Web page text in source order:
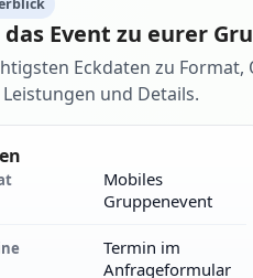
das Event zu eurer
Eckdaten zu
und Details.
Mobiles
Gruppenevent
Termin im
Anfrageformular